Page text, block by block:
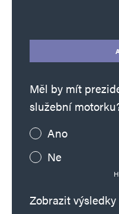
Měl by mít
služební
Ano
Ne
Zobrazit výsledky